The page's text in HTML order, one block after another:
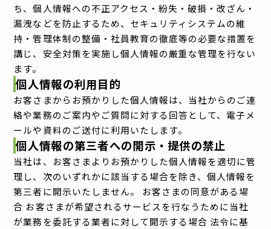
ち、個人情報への不正アクセス・紛失・破損・改ざん・
漏洩などを防止するため、セキュリティシステムの維
持・管理体制の整備・社員教育の徹底等の必要な措置を
講じ、安全対策を実施し個人情報の厳重な管理を行ない
ます。
個人情報の利用目的
お客さまからお預かりした個人情報は、当社からのご連
絡や業務のご案内やご質問に対する回答として、電子メ
ールや資料のご送付に利用いたします。
個人情報の第三者への開示・提供の禁止
当社は、お客さまよりお預かりした個人情報を適切に管
理し、次のいずれかに該当する場合を除き、個人情報を
第三者に開示いたしません。 お客さまの同意がある場
合 お客さまが希望されるサービスを行なうために当社
が業務を委託する業者に対して開示する場合 法令に基